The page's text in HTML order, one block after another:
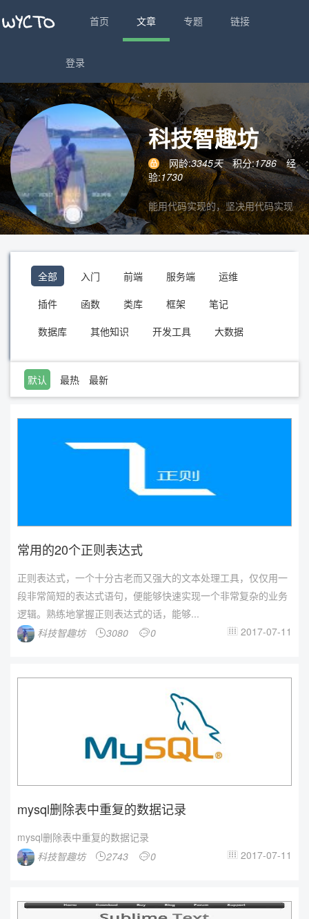
首页 文章 专题 链接
登录
科技智趣坊
网龄:3345天 积分:1786
经
验:1730
能用代码实现的，坚决用代码实现
全部 入门 前端 服务端
运维
插件
函数 类库 框架
笔记
数据库
其他知识 开发工具 大数据
默认 最热 最新
常用的20个正则表达式
正则表达式，一个十分古老而又强大的文本处理工具，仅仅用一
段非常简短的表达式语句，便能够快速实现一个非常复杂的业务
逻辑。熟练地掌握正则表达式的话，能够...
科技智趣坊
3080 0  2017-07-11
mysql删除表中重复的数据记录
mysql删除表中重复的数据记录
科技智趣坊
2743 0  2017-07-11